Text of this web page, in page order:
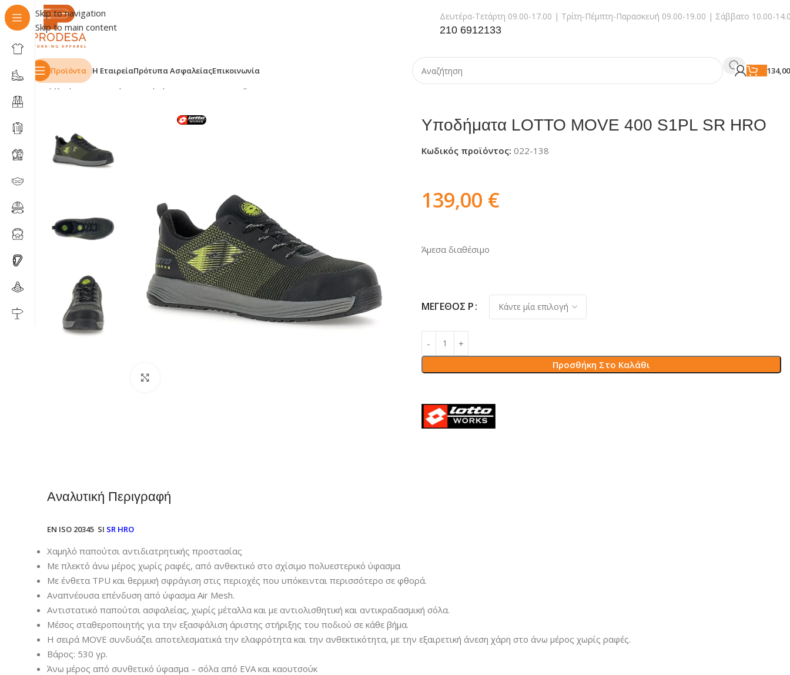
Skip to navigation
Skip to main content
Δευτέρα-Τετάρτη 09.00-17.00 | Τρίτη-Πέμπτη-Παρασκευή 09.00-19.00 | Σάββατο 10.00-
210 6912133
Προϊόντα Η ΕταιρείαΠρότυπα ΑσφαλείαςΕπικοινωνία
Αρχική σελίδα
Υποδήματα LOTTO MOVE 400 S1PL SR HRO
Κωδικός προϊόντος: 022-138
139,00 €
Άμεσα διαθέσιμο
ΜΕΓΈΘΟΣ Ρ
Προσθήκη Στο Καλάθι
Αναλυτική Περιγραφή
EN ISO 20345 SI SR HRO
Χαμηλό παπούτσι αντιδιατρητικής προστασίας
Με πλεκτό άνω μέρος χωρίς ραφές, από ανθεκτικό στο σχίσιμο πολυεστερικό ύφασμα
Με ένθετα TPU και θερμική σφράγιση στις περιοχές που υπόκεινται περισσότερο σε φθορά.
Αναπνέουσα επένδυση από ύφασμα Air Mesh.
Αντιστατικό παπούτσι ασφαλείας, χωρίς μέταλλα και με αντιολισθητική και αντικραδασμική σόλα.
Μέσος σταθεροποιητής για την εξασφάλιση άριστης στήριξης του ποδιού σε κάθε βήμα.
Η σειρά MOVE συνδυάζει αποτελεσματικά την ελαφρότητα και την ανθεκτικότητα, με την εξαιρετική άνεση χάρη στο άνω μέρος χωρίς ραφές.
Βάρος: 530 γρ.
Άνω μέρος από συνθετικό ύφασμα – σόλα από EVA και καουτσούκ